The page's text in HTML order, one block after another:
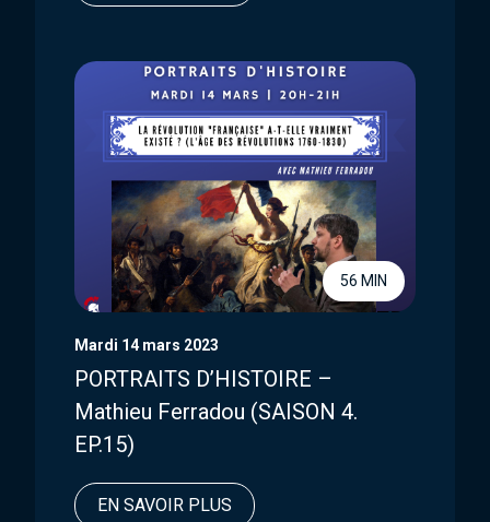
56 MIN
Mardi 14 mars 2023
PORTRAITS D’HISTOIRE –
Mathieu Ferradou (SAISON 4.
EP.15)
EN SAVOIR PLUS